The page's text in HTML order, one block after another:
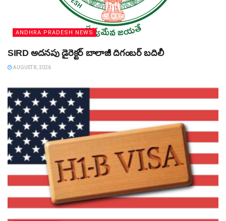
ANDHRA PRADESH NEWS
SIRD అదనపు డైరెక్టర్‌ బాలాజీ దిగంబర్‌ బదిలీ
AUGUST 8, 2026